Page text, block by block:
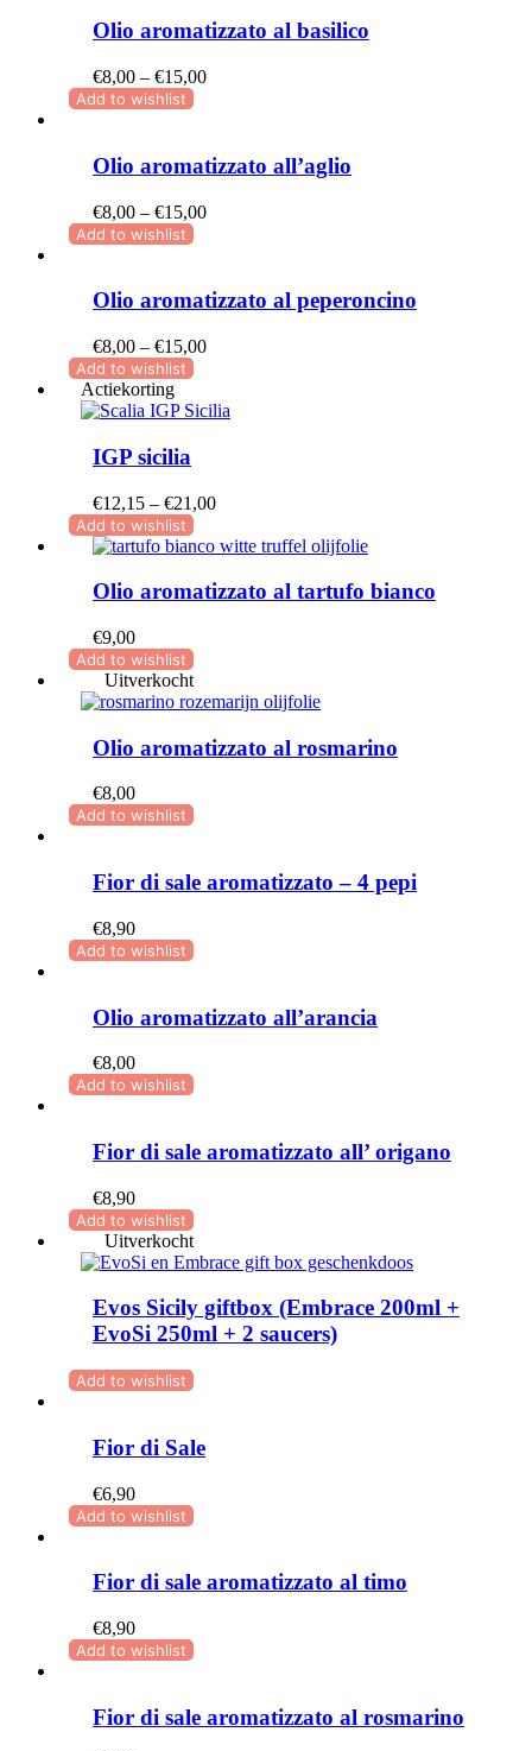
Olio aromatizzato al basilico
€8,00 – €15,00Prijsklasse:
Add to wishlist
Olio aromatizzato all’aglio
€8,00 – €15,00Prijsklasse:
Add to wishlist
Olio aromatizzato al peperoncino
€8,00 – €15,00Prijsklasse:
€15,00
Add to wishlist
Actiekorting
IGP sicilia
€12,15 – €21,00Prijsklasse:
tot
Add to wishlist
Olio aromatizzato al tartufo bianco
€9,00
Add to wishlist
Uitverkocht
Olio aromatizzato al rosmarino
€8,00
Add to wishlist
Fior di sale aromatizzato – 4 pepi
€8,90
Add to wishlist
Olio aromatizzato all’arancia
€8,00
Add to wishlist
Fior di sale aromatizzato all’ origano
€8,90
Add to wishlist
Uitverkocht
Evos Sicily giftbox (Embrace 200ml +
EvoSi 250ml + 2 saucers)
Add to wishlist
Fior di Sale
€6,90
Add to wishlist
Fior di sale aromatizzato al timo
€8,90
Add to wishlist
Fior di sale aromatizzato al rosmarino